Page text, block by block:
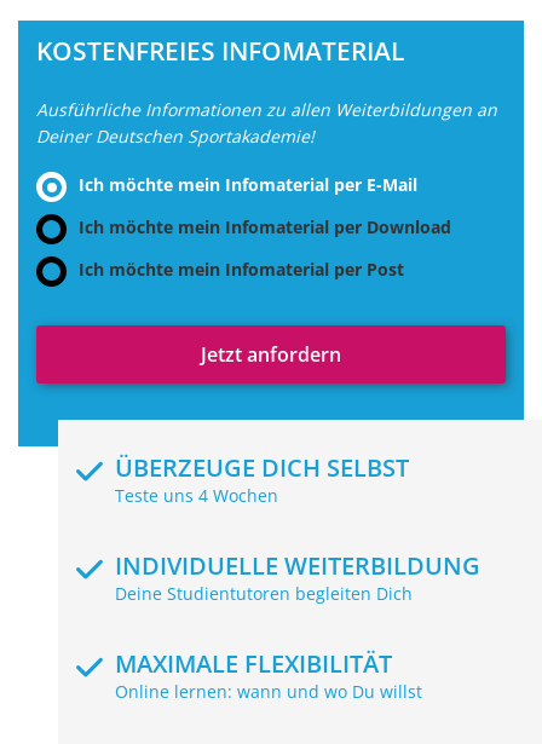
KOSTENFREIES INFOMATERIAL
Ausführliche Informationen zu allen Weiterbildungen an
Deiner Deutschen Sportakademie!
Ich möchte mein Infomaterial per E-Mail
Ich möchte mein Infomaterial per Download
Ich möchte mein Infomaterial per Post
Jetzt anfordern
ÜBERZEUGE DICH SELBST
Teste uns 4 Wochen
INDIVIDUELLE WEITERBILDUNG
Deine Studientutoren begleiten Dich
MAXIMALE FLEXIBILITÄT
Online lernen: wann und wo Du willst